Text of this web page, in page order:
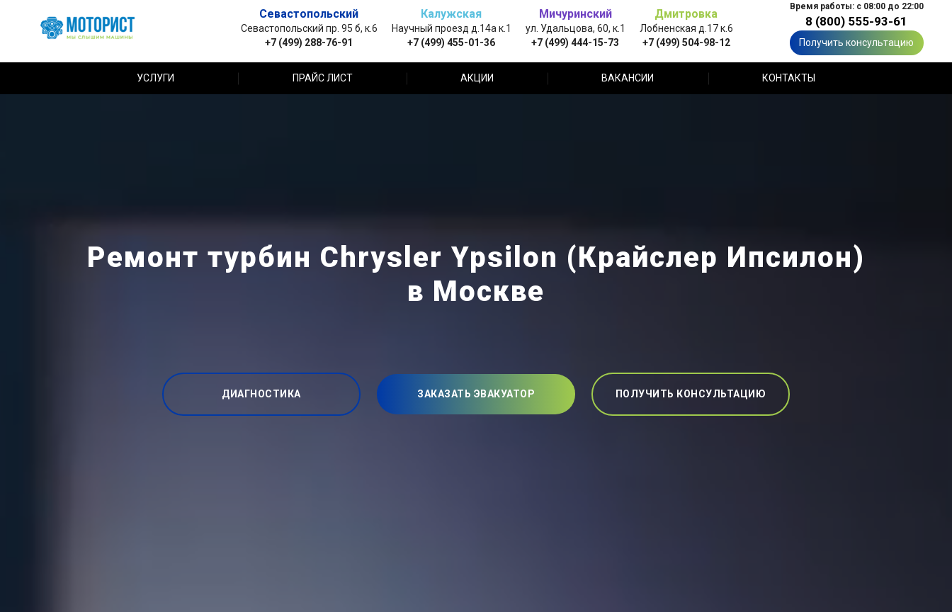
Севастопольский
Севастопольский пр. 95 б, к.6
+7 (499) 288-76-91
Калужская
Научный проезд д.14а к.1
+7 (499) 455-01-36
Мичуринский
ул. Удальцова, 60, к.1
+7 (499) 444-15-73
Дмитровка
Лобненская д.17 к.6
+7 (499) 504-98-12
Время работы: с 08:00 до 22:00
8 (800) 555-93-61
Получить консультацию
УСЛУГИ ПРАЙС ЛИСТ АКЦИИ ВАКАНСИИ КОНТАКТЫ
Ремонт турбин Chrysler Ypsilon (Крайслер Ипсилон)
в Москве
ДИАГНОСТИКА ЗАКАЗАТЬ ЭВАКУАТОР ПОЛУЧИТЬ КОНСУЛЬТАЦИЮ